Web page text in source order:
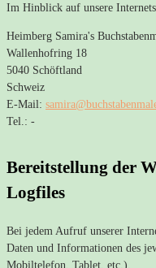
Im Hinblick auf unsere
Heimberg Samira's
Wallenhofring 18
5040 Schöftland
Schweiz
E-Mail:
Tel.: -
Bereitstellung der
Logfiles
Bei jedem Aufruf unserer
Daten und Informationen des
Mobiltelefon, Tablet, etc.).